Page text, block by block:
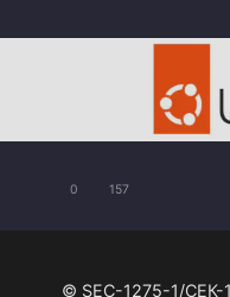
0 157
© SEC-1275-1/СЕК-